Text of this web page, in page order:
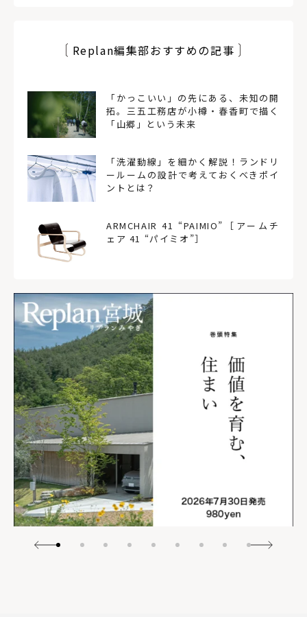
Replan編集部おすすめの記事
「かっこいい」の先にある、未知の開
拓。三五工務店が小樽・春香町で描く
「山郷」という未来
「洗濯動線」を細かく解説！ランドリ
ールームの設計で考えておくべきポイ
ントとは？
ARMCHAIR 41 “PAIMIO”［アームチ
ェア 41 “パイミオ”］